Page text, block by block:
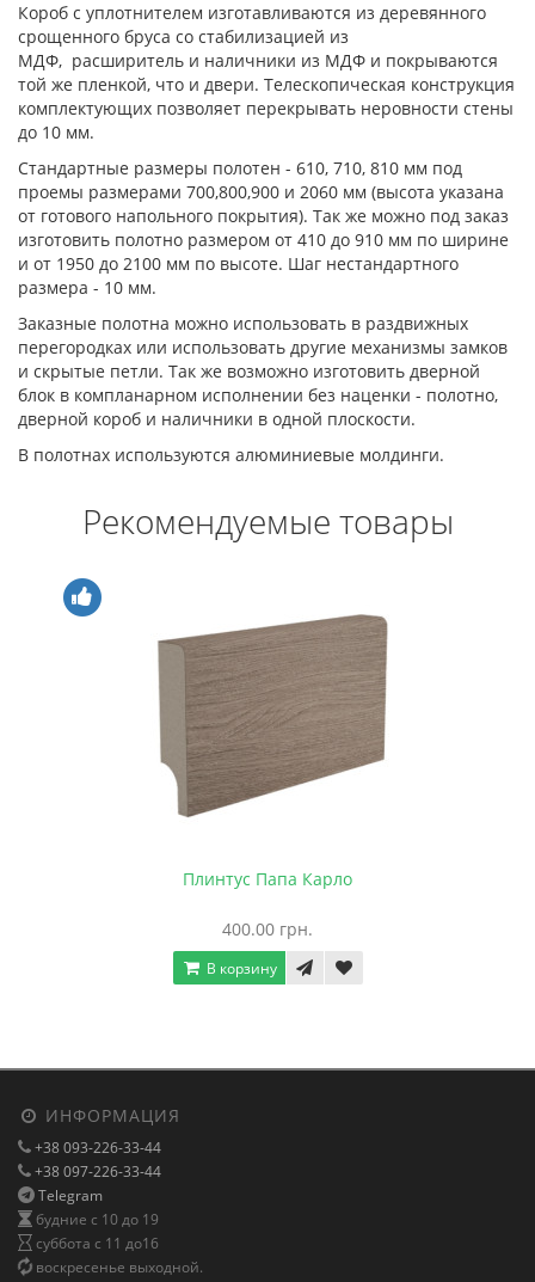
Короб с уплотнителем изготавливаются из деревянного
срощенного бруса со стабилизацией из
МДФ, расширитель и наличники из МДФ и покрываются
той же пленкой, что и двери. Телескопическая конструкция
комплектующих позволяет перекрывать неровности стены
до 10 мм.
Стандартные размеры полотен - 610, 710, 810 мм под
проемы размерами 700,800,900 и 2060 мм (высота указана
от готового напольного покрытия). Так же можно под заказ
изготовить полотно размером от 410 до 910 мм по ширине
и от 1950 до 2100 мм по высоте. Шаг нестандартного
размера - 10 мм.
Заказные полотна можно использовать в раздвижных
перегородках или использовать другие механизмы замков
и скрытые петли. Так же возможно изготовить дверной
блок в компланарном исполнении без наценки - полотно,
дверной короб и наличники в одной плоскости.
В полотнах используются алюминиевые молдинги.
Рекомендуемые товары
Плинтус Папа Карло
400.00 грн.
В корзину
ИНФОРМАЦИЯ
+38 093-226-33-44
+38 097-226-33-44
Telegram
будние с 10 до 19
суббота с 11 до16
воскресенье выходной.